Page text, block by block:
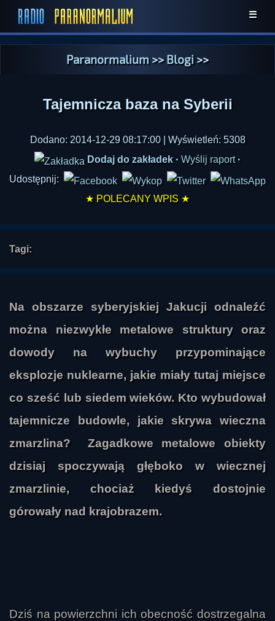
☰
Paranormalium>>Blogi>>
Tajemnicza baza na Syberii
Dodano: 2014-12-29 08:17:00 | Wyświetleń: 5308
Dodaj do zakładek · Wyślij raport ·
Udostępnij:
★ POLECANY WPIS ★
Tagi:
Na obszarze syberyjskiej Jakucji odnaleźć
można niezwykłe metalowe struktury oraz
dowody na wybuchy przypominające
eksplozje nuklearne, jakie miały tutaj miejsce
co sześć lub siedem wieków. Kto wybudował
tajemnicze budowle, jakie skrywa wieczna
zmarzlina? Zagadkowe metalowe obiekty
dzisiaj spoczywają głęboko w wiecznej
zmarzlinie, chociaż kiedyś dostojnie
górowały nad krajobrazem.
Dziś na powierzchni ich obecność dostrzegalna